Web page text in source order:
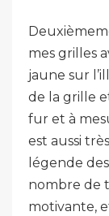
mes grilles
jaune sur
de la grille
fur et à
est aussi
légende
nombre de
motivante,